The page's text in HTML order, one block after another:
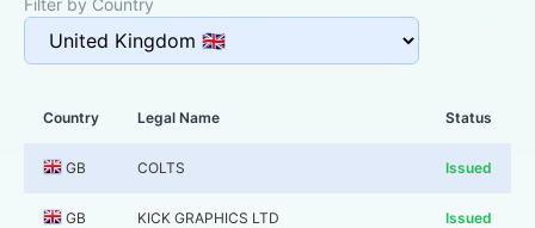
Filter by Country
Country Legal Name Status
GB COLTS Issued
GB KICK GRAPHICS LTD Issued